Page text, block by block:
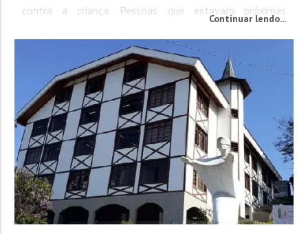
contra a criança. Pessoas que estavam próximas
Hospital São Braz, onde ele permanece internado em
estado delicado. A...
Continuar lendo...